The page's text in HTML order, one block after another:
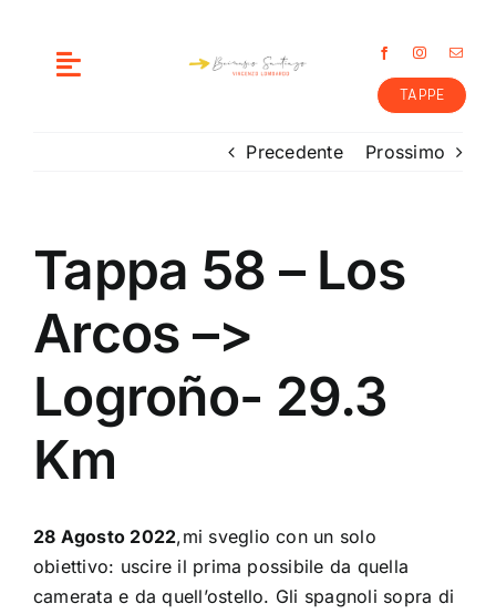
contenutoToggle
PREPARAZIONE
PERCORSO
CONTATTI
TAPPE
Precedente Prossimo
Tappa 58 – Los
Arcos –>
Logroño- 29.3
Km
28 Agosto 2022,mi sveglio con un solo
obiettivo: uscire il prima possibile da quella
camerata e da quell’ostello. Gli spagnoli sopra di